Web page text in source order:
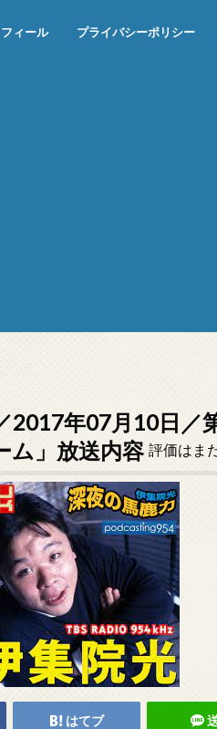
ィール プライバシーポリシー
2017年07月10日／
ム」放送内容 評価はま
はてブ